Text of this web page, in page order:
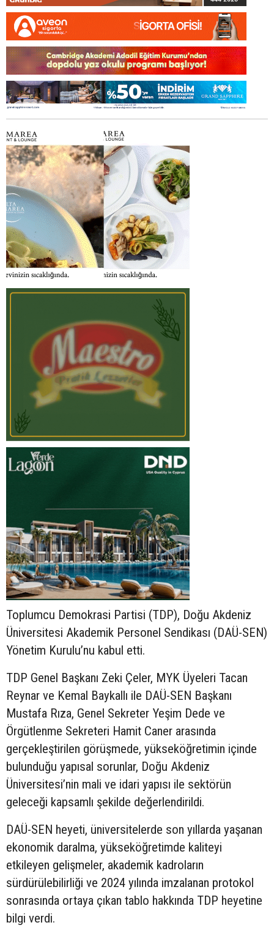
Toplumcu Demokrasi Partisi (TDP), Doğu Akdeniz
Üniversitesi Akademik Personel Sendikası (DAÜ-SEN)
Yönetim Kurulu’nu kabul etti.
TDP Genel Başkanı Zeki Çeler, MYK Üyeleri Tacan
Reynar ve Kemal Baykallı ile DAÜ-SEN Başkanı
Mustafa Rıza, Genel Sekreter Yeşim Dede ve
Örgütlenme Sekreteri Hamit Caner arasında
gerçekleştirilen görüşmede, yükseköğretimin içinde
bulunduğu yapısal sorunlar, Doğu Akdeniz
Üniversitesi’nin mali ve idari yapısı ile sektörün
geleceği kapsamlı şekilde değerlendirildi.
DAÜ-SEN heyeti, üniversitelerde son yıllarda yaşanan
ekonomik daralma, yükseköğretimde kaliteyi
etkileyen gelişmeler, akademik kadroların
sürdürülebilirliği ve 2024 yılında imzalanan protokol
sonrasında ortaya çıkan tablo hakkında TDP heyetine
bilgi verdi.